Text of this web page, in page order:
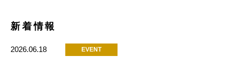
新着情報
2026.06.18 EVENT